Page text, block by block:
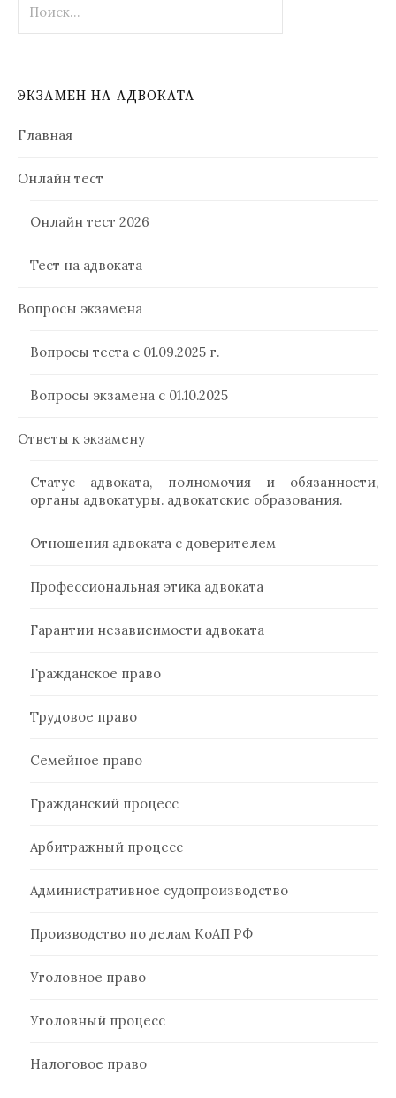
ЭКЗАМЕН НА АДВОКАТА
Главная
Онлайн тест
Онлайн тест 2026
Тест на адвоката
Вопросы экзамена
Вопросы теста с 01.09.2025 г.
Вопросы экзамена с 01.10.2025
Ответы к экзамену
Статус адвоката, полномочия и обязанности,
органы адвокатуры. адвокатские образования.
Отношения адвоката с доверителем
Профессиональная этика адвоката
Гарантии независимости адвоката
Гражданское право
Трудовое право
Семейное право
Гражданский процесс
Арбитражный процесс
Административное судопроизводство
Производство по делам КоАП РФ
Уголовное право
Уголовный процесс
Налоговое право